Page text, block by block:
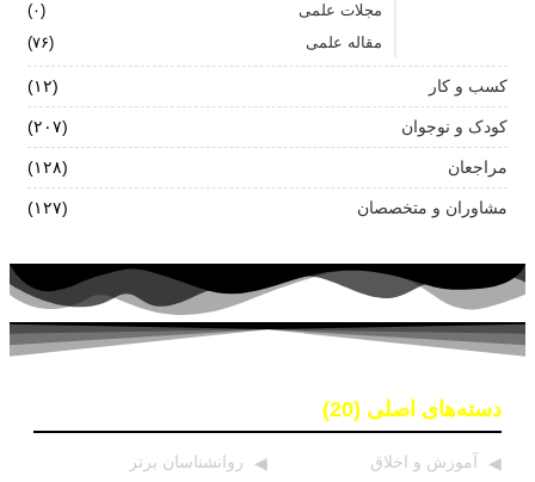
مجلات علمی
(۰)
مقاله علمی
(۷۶)
کسب و کار (۱۲)
کودک و نوجوان (۲۰۷)
مراجعان (۱۲۸)
مشاوران و متخصصان (۱۲۷)
دسته‌های اصلی (20)
آموزش و اخلاق
روانشناسان برتر